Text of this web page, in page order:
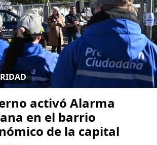
activó Alarma
en el barrio
de la capital